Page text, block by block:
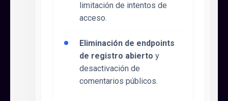
limitación de intentos de
acceso.
Eliminación de endpoints
de registro abierto y
desactivación de
comentarios públicos.